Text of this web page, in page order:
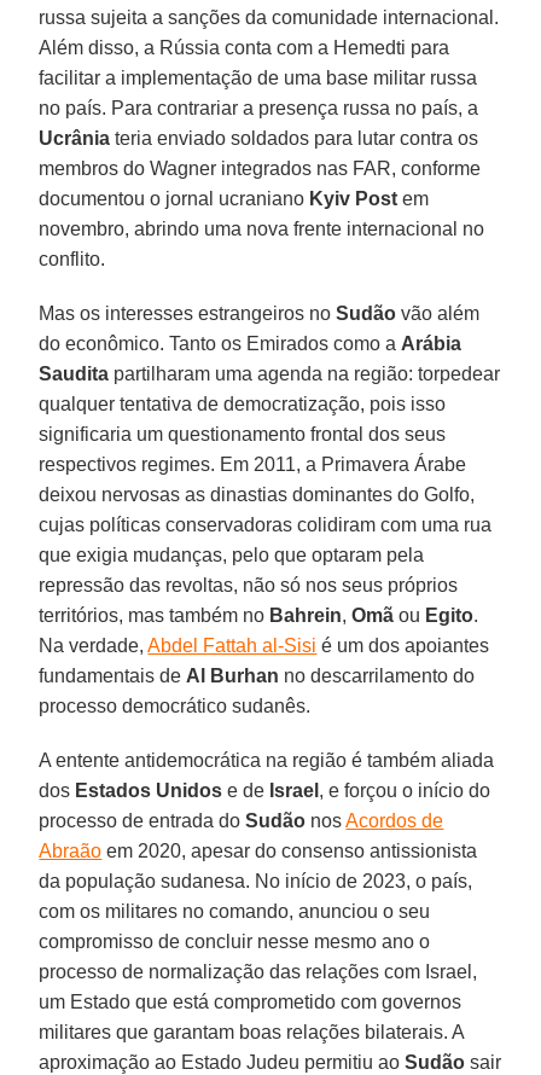
russa sujeita a sanções da comunidade internacional.
Além disso, a Rússia conta com a Hemedti para
facilitar a implementação de uma base militar russa
no país. Para contrariar a presença russa no país, a
Ucrânia teria enviado soldados para lutar contra os
membros do Wagner integrados nas FAR, conforme
documentou o jornal ucraniano Kyiv Post em
novembro, abrindo uma nova frente internacional no
conflito.
Mas os interesses estrangeiros noSudão vão além
do econômico. Tanto os Emirados como aArábia
Saudita partilharam uma agenda na região: torpedear
qualquer tentativa de democratização, pois isso
significaria um questionamento frontal dos seus
respectivos regimes. Em 2011, a Primavera Árabe
deixou nervosas as dinastias dominantes do Golfo,
cujas políticas conservadoras colidiram com uma rua
que exigia mudanças, pelo que optaram pela
repressão das revoltas, não só nos seus próprios
territórios, mas também no Bahrein,Omã ou Egito.
Na verdade,Abdel Fattah al-Sisi é um dos apoiantes
fundamentais deAl Burhan no descarrilamento do
processo democrático sudanês.
A entente antidemocrática na região é também aliada
dos Estados Unidos e de Israel , e forçou o início do
processo de entrada doSudão nosAcordos de
Abraão em 2020, apesar do consenso antissionista
da população sudanesa. No início de 2023, o país,
com os militares no comando, anunciou o seu
compromisso de concluir nesse mesmo ano o
processo de normalização das relações com Israel,
um Estado que está comprometido com governos
militares que garantam boas relações bilaterais. A
aproximação ao Estado Judeu permitiu aoSudão sair